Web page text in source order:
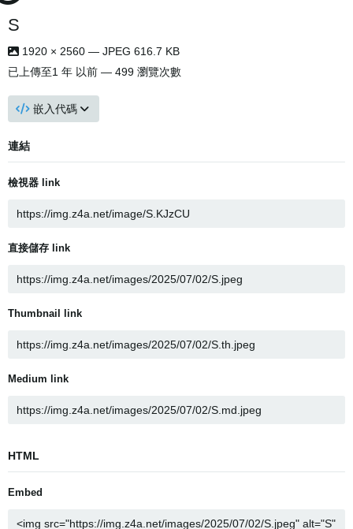
S
1920 × 2560 — JPEG 616.7 KB
已上傳至1 年 以前 — 499 瀏覽次數
嵌入代碼
連結
檢視器 link
直接儲存 link
Thumbnail link
Medium link
HTML
Embed